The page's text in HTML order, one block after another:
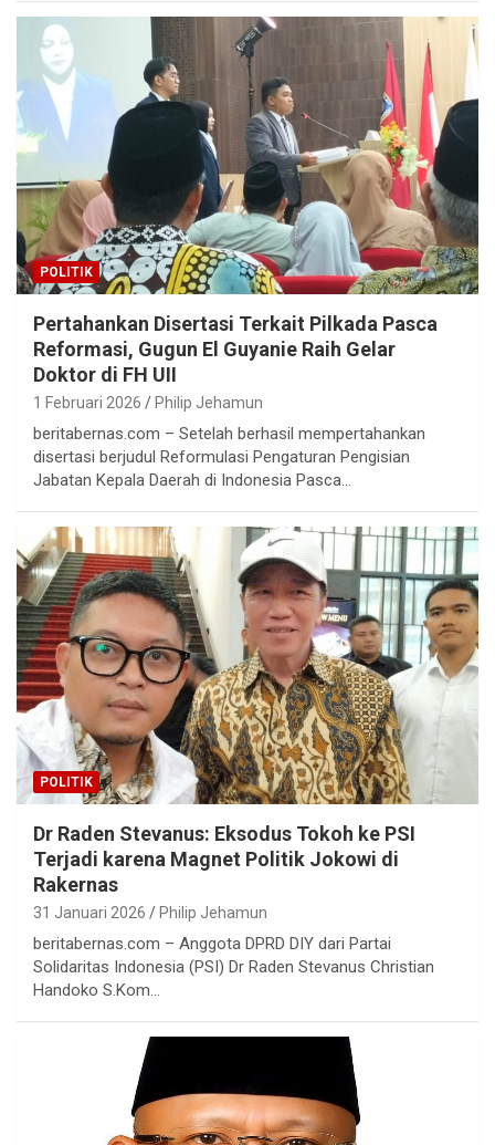
POLITIK
Pertahankan Disertasi Terkait Pilkada Pasca
Reformasi, Gugun El Guyanie Raih Gelar
Doktor di FH UII
1 Februari 2026 Philip Jehamun
beritabernas.com – Setelah berhasil mempertahankan
disertasi berjudul Reformulasi Pengaturan Pengisian
Jabatan Kepala Daerah di Indonesia Pasca…
POLITIK
Dr Raden Stevanus: Eksodus Tokoh ke PSI
Terjadi karena Magnet Politik Jokowi di
Rakernas
31 Januari 2026 Philip Jehamun
beritabernas.com – Anggota DPRD DIY dari Partai
Solidaritas Indonesia (PSI) Dr Raden Stevanus Christian
Handoko S.Kom…